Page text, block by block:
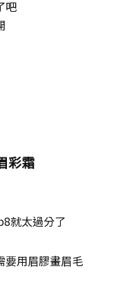
吧
彩霜
就太過分了
要用眉膠畫眉毛